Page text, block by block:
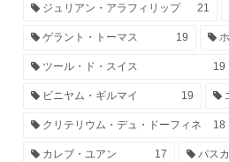
ジュリアン・アラフィリップ 21
ゲラント・トーマス 19
ツール・ド・スイス 19
ビニヤム・ギルマイ 19
クリテリウム・デュ・ドーフィネ 18
カレブ・ユアン 17 パス